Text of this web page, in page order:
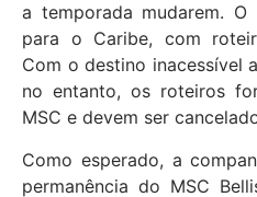
a temporada mudarem.
para o Caribe, com
Com o destino inacessível
no entanto, os roteiros
MSC e devem ser
Como esperado, a
permanência do MSC